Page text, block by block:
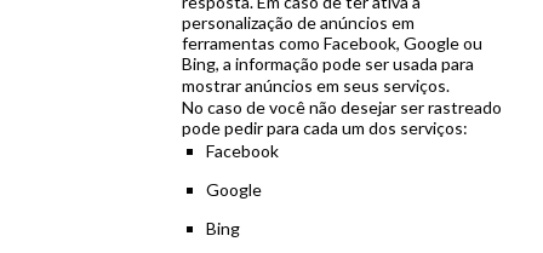
personalização de anúncios em
ferramentas como Facebook, Google ou
Bing, a informação pode ser usada para
mostrar anúncios em seus serviços.
No caso de você não desejar ser rastreado
pode pedir para cada um dos serviços:
Facebook
Google
Bing